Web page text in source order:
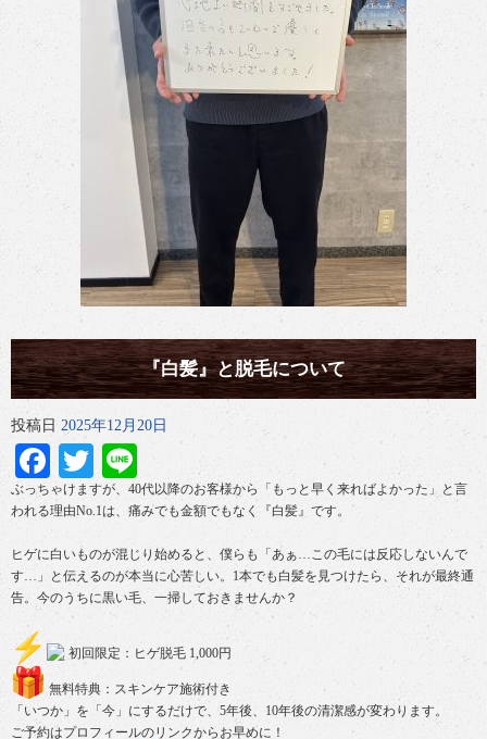
『白髪』と脱毛について
投稿日 2025年12月20日
Facebook
TwitterLine
ぶっちゃけますが、40代以降のお客様から「 もっと早く来ればよかった」と言
われる理由No.1は、 痛みでも金額でもなく『白髪』です。
ヒゲに白いものが混じり始めると、僕らも「あぁ…この毛には反応しないんで
す…」と伝えるのが本当に心苦しい。 1本でも白髪を見つけたら、それが最終通
告。今のうちに黒い毛、 一掃しておきませんか？
初回限定：ヒゲ脱毛 1,000円
無料特典：スキンケア施術付き
「いつか」を「今」にするだけで、5年後、 10年後の清潔感が変わります。
ご予約はプロフィールのリンクからお早めに！